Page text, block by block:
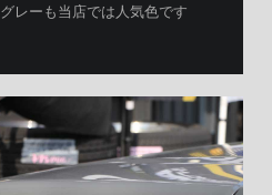
グレーも当店では人気色です